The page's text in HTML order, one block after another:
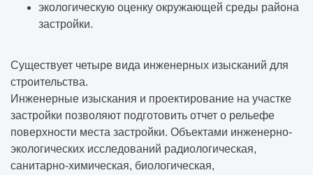
экологическую оценку окружающей среды района
застройки.
Существует четыре вида инженерных изысканий для
строительства.
Инженерные изыскания и проектирование на участке
застройки позволяют подготовить отчет о рельефе
поверхности места застройки. Объектами инженерно-
экологических исследований радиологическая,
санитарно-химическая, биологическая,